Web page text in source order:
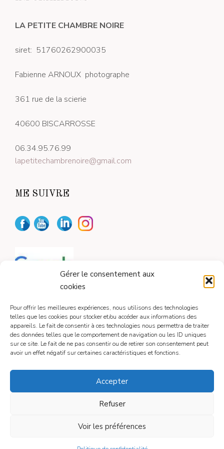
Gérer le consentement aux
cookies
Pour offrir les meilleures expériences, nous utilisons des technologies
telles que les cookies pour stocker et/ou accéder aux informations des
appareils. Le fait de consentir à ces technologies nous permettra de traiter
des données telles que le comportement de navigation ou les ID uniques
sur ce site. Le fait de ne pas consentir ou de retirer son consentement peut
avoir un effet négatif sur certaines caractéristiques et fonctions.
Accepter
Refuser
Voir les préférences
LA PETITE CHAMBRE NOIRE
siret: 51760262900035
Fabienne ARNOUX photographe
361 rue de la scierie
40600 BISCARROSSE
06.34.95.76.99
lapetitechambrenoire@gmail.com
ME SUIVRE
CONTACT
• Construit avecGeneratePress